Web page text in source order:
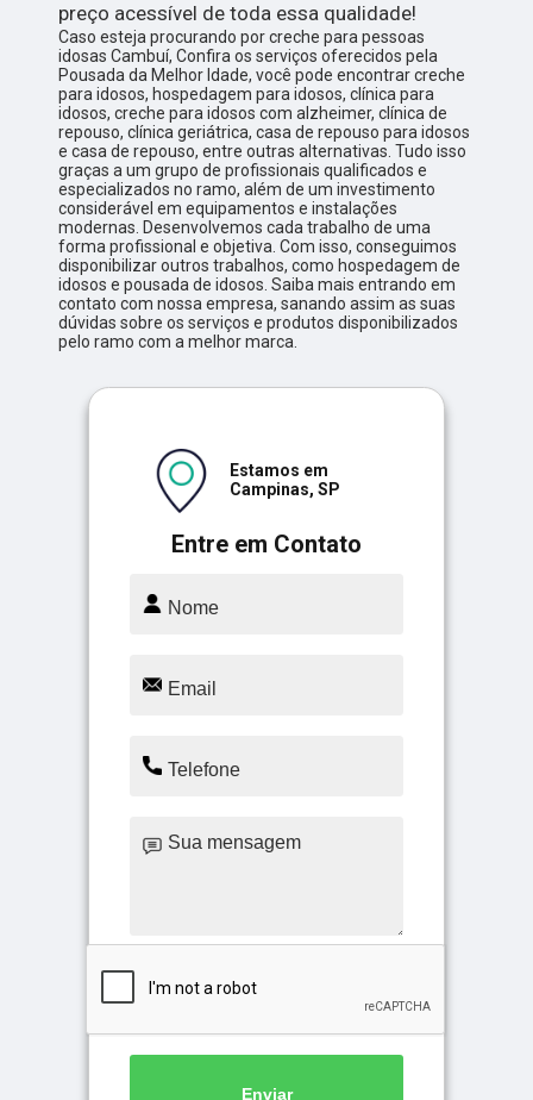
preço acessível de toda essa qualidade!
Caso esteja procurando por creche para pessoas
idosas Cambuí, Confira os serviços oferecidos pela
Pousada da Melhor Idade, você pode encontrar creche
para idosos, hospedagem para idosos, clínica para
idosos, creche para idosos com alzheimer, clínica de
repouso, clínica geriátrica, casa de repouso para idosos
e casa de repouso, entre outras alternativas. Tudo isso
graças a um grupo de profissionais qualificados e
especializados no ramo, além de um investimento
considerável em equipamentos e instalações
modernas. Desenvolvemos cada trabalho de uma
forma profissional e objetiva. Com isso, conseguimos
disponibilizar outros trabalhos, como hospedagem de
idosos e pousada de idosos. Saiba mais entrando em
contato com nossa empresa, sanando assim as suas
dúvidas sobre os serviços e produtos disponibilizados
pelo ramo com a melhor marca.
Entre em Contato
Estamos em
Campinas, SP
Enviar